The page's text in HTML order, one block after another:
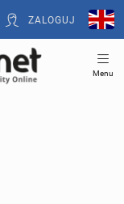
ZALOGUJ
Menu